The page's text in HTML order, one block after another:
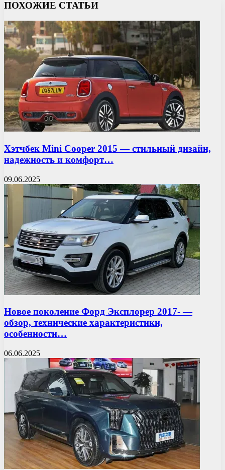
ПОХОЖИЕ СТАТЬИ
Хэтчбек Mini Cooper 2015 — стильный дизайн,
надежность и комфорт…
09.06.2025
Новое поколение Форд Эксплорер 2017- —
обзор, технические характеристики,
особенности…
06.06.2025